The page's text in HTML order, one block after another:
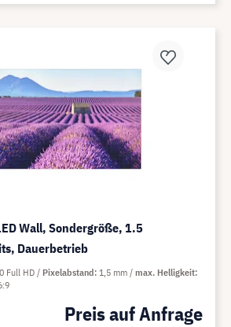
Wall, Sondergröße, 1.5
Dauerbetrieb
Preis auf Anfrage
Full HD Pixelabstand 1,5 mm
max. Helligkeit